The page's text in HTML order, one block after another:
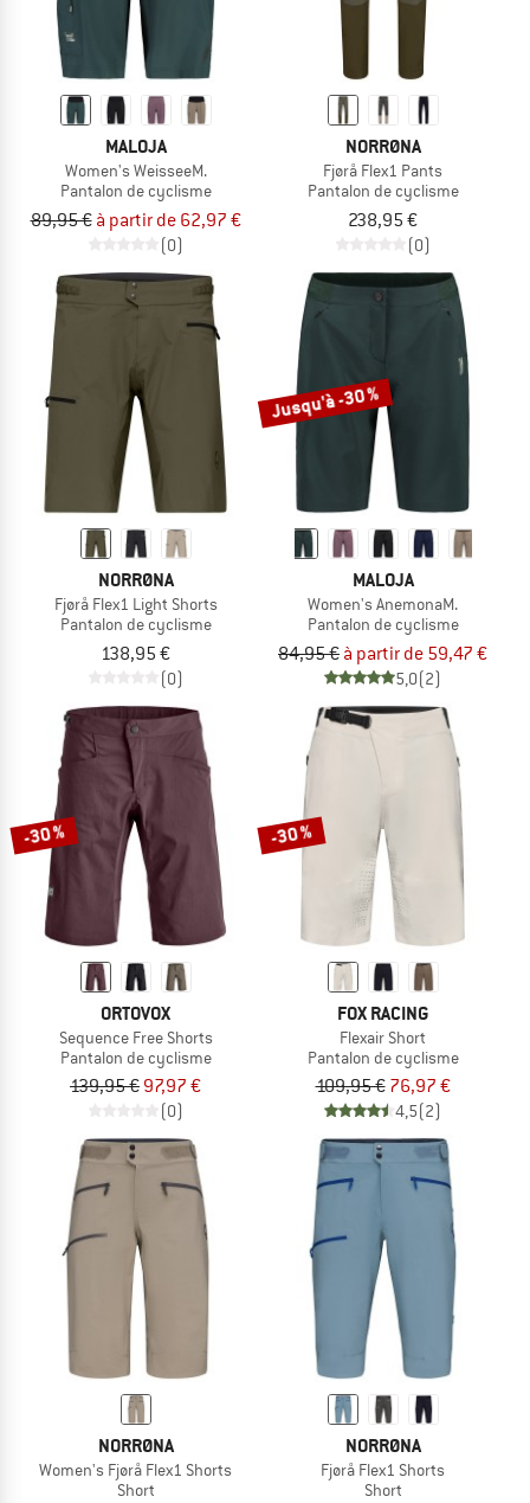
MALOJA
Women's WeisseeM.
Pantalon de cyclisme
89,95 € à partir de 62,97 €
(0)
NORRØNA
Fjørå Flex1 Pants
Pantalon de cyclisme
238,95 €
(0)
NORRØNA
Fjørå Flex1 Light Shorts
Pantalon de cyclisme
138,95 €
(0)
Jusqu'à -30 %
MALOJA
Women's AnemonaM.
Pantalon de cyclisme
84,95 € à partir de 59,47 €
5,0(2)
-30 %
ORTOVOX
Sequence Free Shorts
Pantalon de cyclisme
139,95 € 97,97 €
(0)
-30 %
FOX RACING
Flexair Short
Pantalon de cyclisme
109,95 € 76,97 €
4,5(2)
NORRØNA
Women's Fjørå Flex1 Shorts
Short
NORRØNA
Fjørå Flex1 Shorts
Short